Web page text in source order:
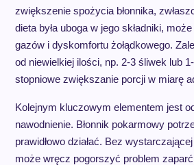
zwiększenie spożycia błonnika,
dieta była uboga w jego składniki,
gazów i dyskomfortu żołądkowego.
od niewielkiej ilości, np. 2-3 śliwek lub
stopniowe zwiększanie porcji w miarę
Kolejnym kluczowym elementem jest
nawodnienie. Błonnik pokarmowy
prawidłowo działać. Bez wystarczającej
może wręcz pogorszyć problem